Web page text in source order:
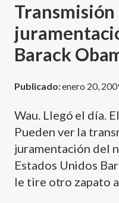
Barack
Publicado:enero 20,
Wau. Llegó el dí­a.
Pueden ver la
juramentación del
Estados Unidos
le tire otro zapato